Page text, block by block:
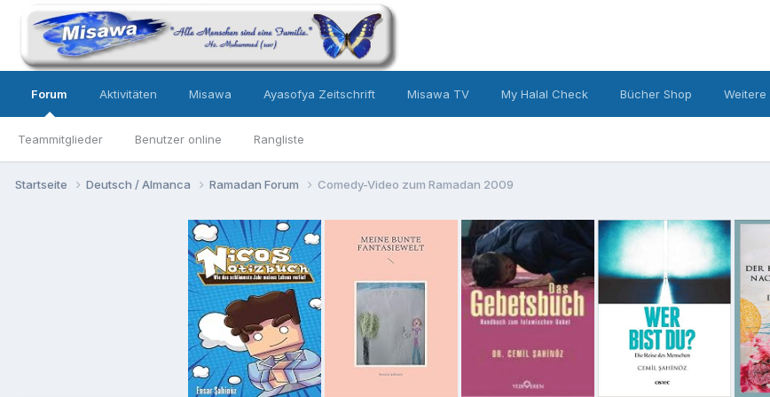
Forum
Teammitglieder Benutzer online Rangliste
Aktivitäten Misawa Ayasofya Zeitschrift Misawa TV My Halal Check Bücher Shop Weitere
Startseite Deutsch / Almanca Ramadan Forum Comedy-Video zum Ramadan 2009